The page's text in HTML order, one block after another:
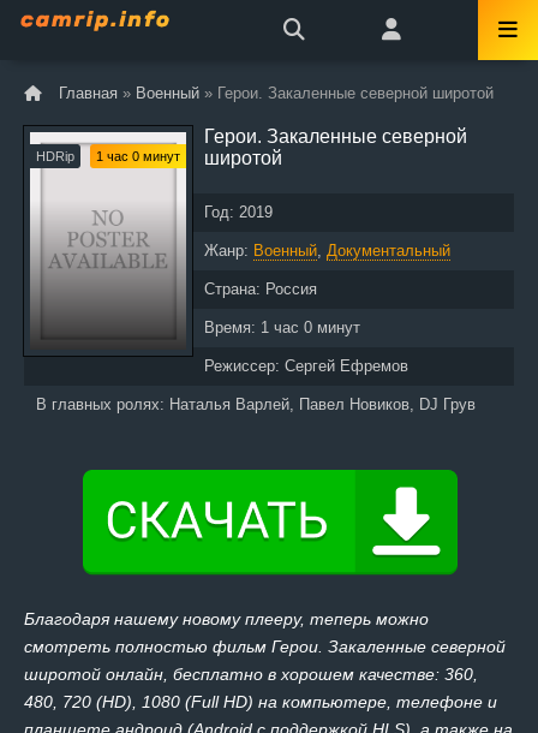
Главная » Военный » Герои. Закаленные северной широтой
HDRip 1 час 0 минут
Герои. Закаленные северной
широтой
Год: 2019
Жанр: Военный, Документальный
Страна: Россия
Время: 1 час 0 минут
Режиссер: Сергей Ефремов
В главных ролях: Наталья Варлей, Павел Новиков, DJ Грув
Благодаря нашему новому плееру, теперь можно
смотреть полностью фильм Герои. Закаленные северной
широтой онлайн, бесплатно в хорошем качестве: 360,
480, 720 (HD), 1080 (Full HD) на компьютере, телефоне и